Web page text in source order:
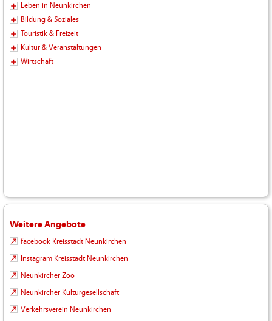
Leben in Neunkirchen
Bildung & Soziales
Touristik & Freizeit
Kultur & Veranstaltungen
Wirtschaft
Weitere Angebote
facebook Kreisstadt Neunkirchen
Instagram Kreisstadt Neunkirchen
Neunkircher Zoo
Neunkircher Kulturgesellschaft
Verkehrsverein Neunkirchen